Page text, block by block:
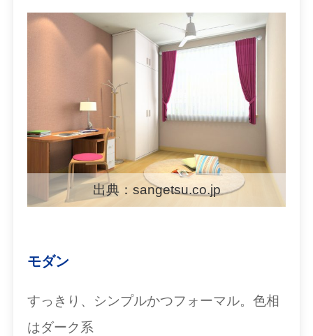
出典：sangetsu.co.jp
モダン
すっきり、シンプルかつフォーマル。色相
はダーク系